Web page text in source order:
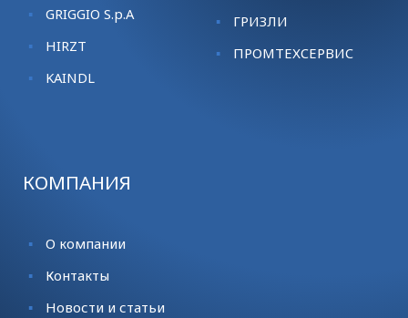
GRIGGIO S.p.A
HIRZT
KАINDL
ГРИЗЛИ
ПРОМТЕХСЕРВИС
КОМПАНИЯ
О компании
Контакты
Новости и статьи